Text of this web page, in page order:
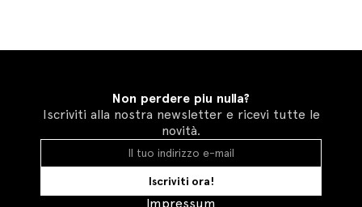
Non perdere piu nulla?
Iscriviti alla nostra newsletter e ricevi tutte le
novità.
Iscriviti ora!
Impressum